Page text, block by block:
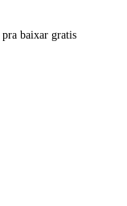
baixar gratis